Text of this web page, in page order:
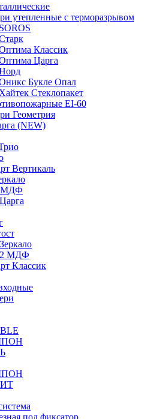
утепленные с терморазрывом
Классик
Царга
Букле Опал
Стеклопакет
EI-60
Геометрия
(NEW)
Вертикаль
МДФ
2 МДФ
Классик
под фиксатор